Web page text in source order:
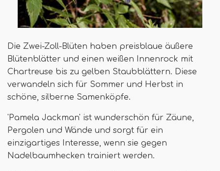
Die Zwei-Zoll-Blüten haben preisblaue äußere
Blütenblätter und einen weißen Innenrock mit
Chartreuse bis zu gelben Staubblättern. Diese
verwandeln sich für Sommer und Herbst in
schöne, silberne Samenköpfe.
'Pamela Jackman' ist wunderschön für Zäune,
Pergolen und Wände und sorgt für ein
einzigartiges Interesse, wenn sie gegen
Nadelbaumhecken trainiert werden.